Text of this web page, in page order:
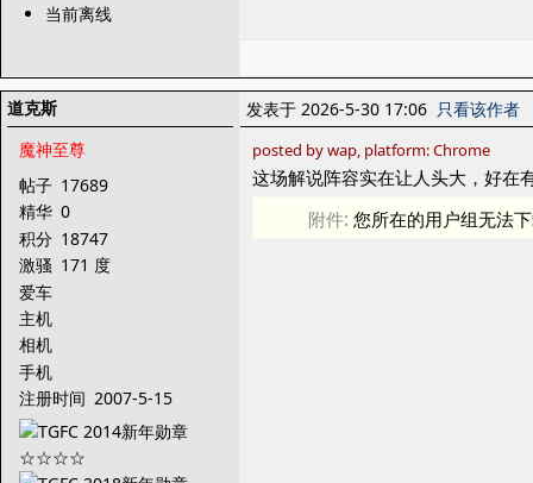
当前离线
道克斯
魔神至尊
帖子 17689
精华 0
积分 18747
激骚 171 度
爱车
主机
相机
手机
注册时间 2007-5-15
发表于 2026-5-30 17:06 只看该作者
posted by wap, platform: Chrome
这场解说阵容实在让人头大，好在
附件:您所在的用户组无法